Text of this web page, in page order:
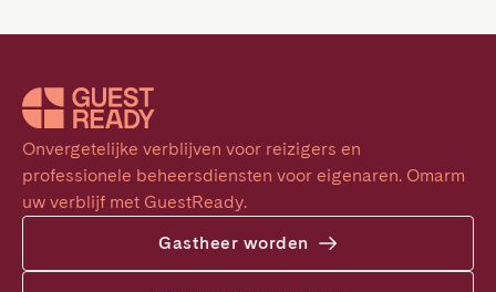
Onvergetelijke verblijven voor reizigers en
professionele beheersdiensten voor eigenaren. Omarm
uw verblijf met GuestReady.
Gastheer worden